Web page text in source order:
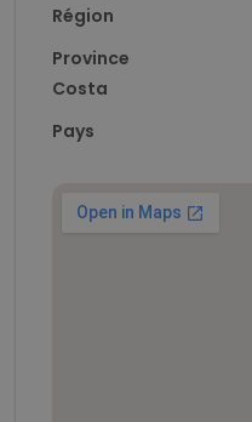
Région
Province
Costa
Pays